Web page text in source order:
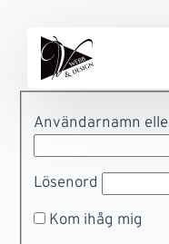
Användarnamn
Lösenord
Kom ihåg mig